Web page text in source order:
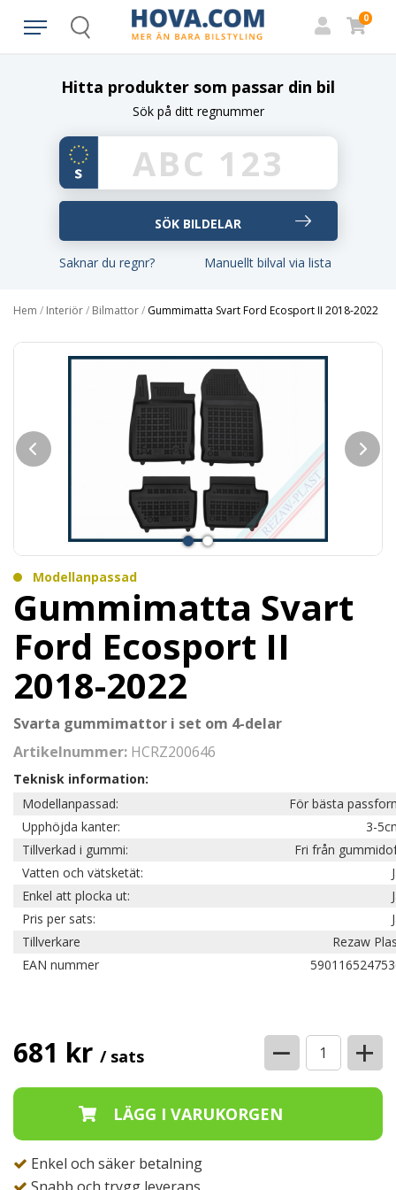
Search
0
Hitta produkter som passar din bil
Sök på ditt regnummer
Saknar du regnr? Manuellt bilval via lista
Hem / Interiör/ Bilmattor/ Gummimatta Svart Ford Ecosport II 2018-2022
Modellanpassad
Gummimatta Svart
Ford Ecosport II
2018-2022
Svarta gummimattor i set om 4-delar
Artikelnummer: HCRZ200646
Teknisk information:
Modellanpassad:
För bästa
Upphöjda kanter:
3-
Tillverkad i gummi:
Fri från
Vatten och vätsketät:
Enkel att plocka ut:
Pris per sats:
Tillverkare
Rezaw
EAN nummer
681 kr / sats − +
Enkel och säker betalning